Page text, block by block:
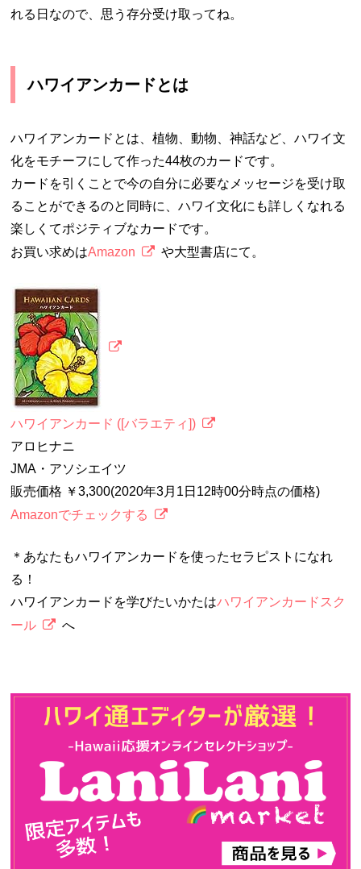
れる日なので、思う存分受け取ってね。
ハワイアンカードとは
ハワイアンカードとは、植物、動物、神話など、ハワイ文
化をモチーフにして作った44枚のカードです。
カードを引くことで今の自分に必要なメッセージを受け取
ることができるのと同時に、ハワイ文化にも詳しくなれる
楽しくてポジティブなカードです。
お買い求めはAmazon や大型書店にて。
ハワイアンカード ([バラエティ])
アロヒナニ
JMA・アソシエイツ
販売価格 ￥3,300(2020年3月1日12時00分時点の価格)
Amazonでチェックする
＊あなたもハワイアンカードを使ったセラピストになれ
る！
ハワイアンカードを学びたいかたはハワイアンカードスク
ール
へ